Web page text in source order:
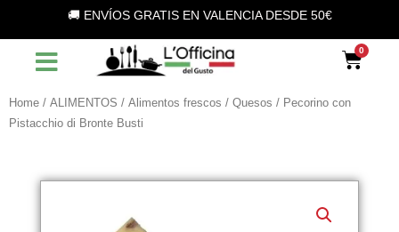
contenuto
🚚 ENVÍOS GRATIS EN VALENCIA DESDE 50€
Home / ALIMENTOS / Alimentos frescos / Quesos / Pecorino con
Pistacchio di Bronte Busti